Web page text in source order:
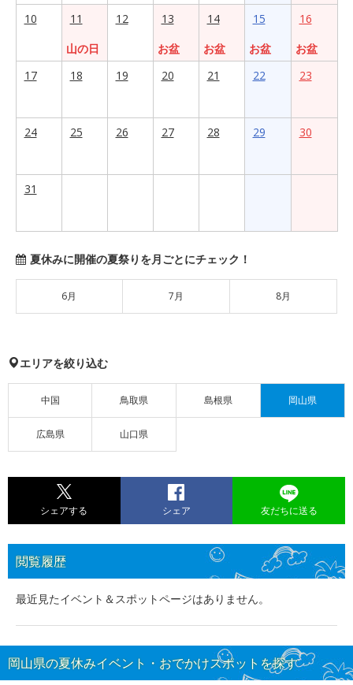
10
11
山の日
12
13
お盆
14
お盆
15
お盆
16
お盆
17
18 19 20 21 22 23
24 25 26 27 28 29 30
31
夏休みに開催の夏祭りを月ごとにチェック！
6月 7月 8月
エリアを絞り込む
中国 鳥取県 島根県 岡山県
広島県 山口県
シェアする シェア 友だちに送る
閲覧履歴
最近見たイベント＆スポットページはありません。
岡山県の夏休みイベント・おでかけスポットを探す